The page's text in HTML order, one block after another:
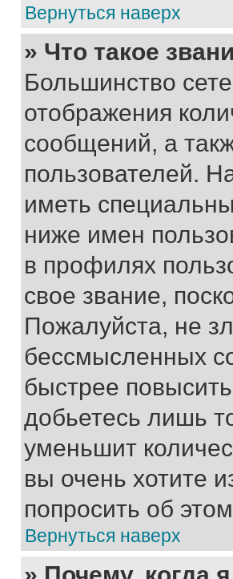
Вернуться наверх
» Что такое
Большинство
отображения
сообщений, а
пользователей.
иметь
ниже имен
в профилях
свое звание,
Пожалуйста, не
бессмысленных
быстрее
добьетесь лишь
уменьшит
вы очень хотите
попросить об
Вернуться наверх